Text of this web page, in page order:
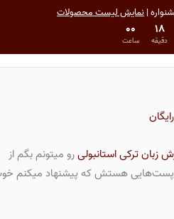
|نمایش لیست محصولات
۰۰
ساعت
۱۸
دقیقه
زبان ترکی استانبولیرو میتونم بگم از
پست‌هایی هستش که پیشنهاد میکنم